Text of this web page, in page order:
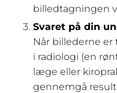
billedtagningen
Svaret på din
Når billederne
i radiologi (en
læge eller
gennemgå